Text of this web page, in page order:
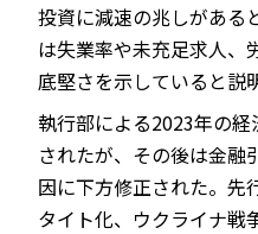
投資に減速の兆しがある
は失業率や未充足求人、
底堅さを示していると説
執行部による2023年の
されたが、その後は金融
因に下方修正された。先
タイト化、ウクライナ戦